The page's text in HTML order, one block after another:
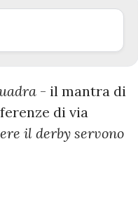
- il mantra di
di via
il derby servono